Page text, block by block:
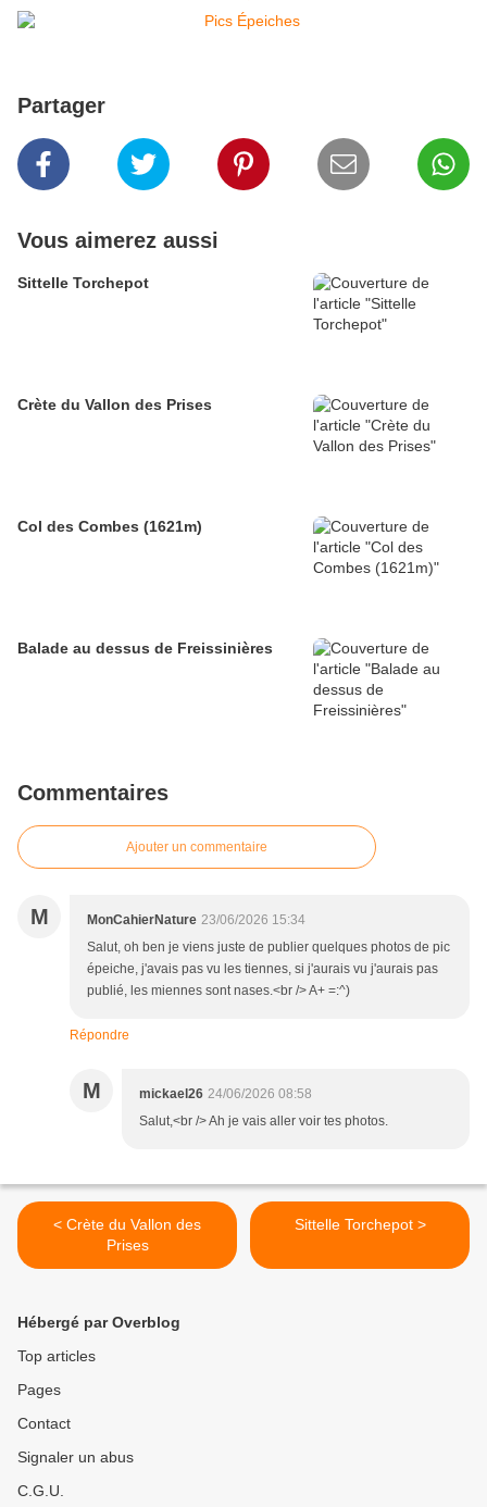
Partager
Vous aimerez aussi
Sittelle Torchepot
Crète du Vallon des Prises
Col des Combes (1621m)
Balade au dessus de Freissinières
Commentaires
Ajouter un commentaire
M MonCahierNature 23/06/2026 15:34
Salut, oh ben je viens juste de publier quelques photos de pic
épeiche, j'avais pas vu les tiennes, si j'aurais vu j'aurais pas
publié, les miennes sont nases.<br /> A+ =:^)
Répondre
M mickael26 24/06/2026 08:58
Salut,<br /> Ah je vais aller voir tes photos.
< Crète du Vallon des
Prises
Sittelle Torchepot >
Hébergé par Overblog
Top articles
Pages
Contact
Signaler un abus
C.G.U.